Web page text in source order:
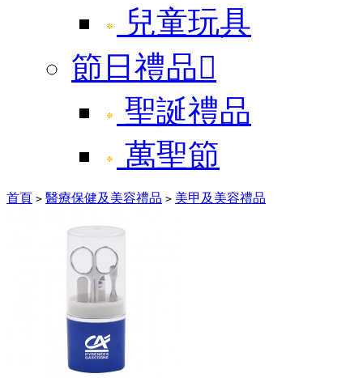
兒童玩具
節日禮品
聖誕禮品
萬聖節
首頁 > 醫療保健及美容禮品 > 美甲及美容禮品